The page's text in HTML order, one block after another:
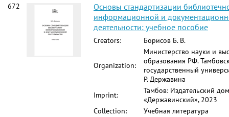
672
Основы стандартизации
информационной и
деятельности: учебное пособие
Creators: Борисов Б. В.
Organization:
Министерство науки и
образования РФ.
государственный
Р. Державина
Imprint:
Тамбов: Издательский дом
«Державинский», 2023
Collection:
Учебная литература